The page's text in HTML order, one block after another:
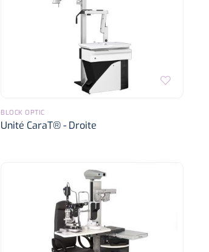
BLOCK OPTIC
Unité CaraT® - Droite